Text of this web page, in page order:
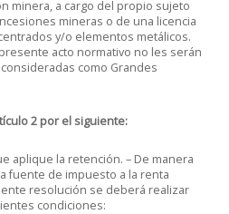
minera, a cargo del propio sujeto
mineras o de una licencia
y/o elementos metálicos.
acto normativo no les serán
como Grandes
2 por el siguiente:
aplique la retención. – De manera
fuente de impuesto a la renta
resolución se deberá realizar
condiciones: